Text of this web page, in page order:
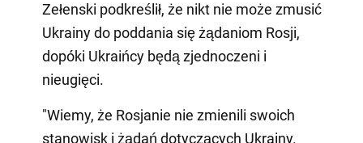
Zełenski podkreślił, że nikt nie może zmusić
Ukrainy do poddania się żądaniom Rosji,
dopóki Ukraińcy będą zjednoczeni i
nieugięci.
"Wiemy, że Rosjanie nie zmienili swoich
stanowisk i żądań dotyczących Ukrainy.